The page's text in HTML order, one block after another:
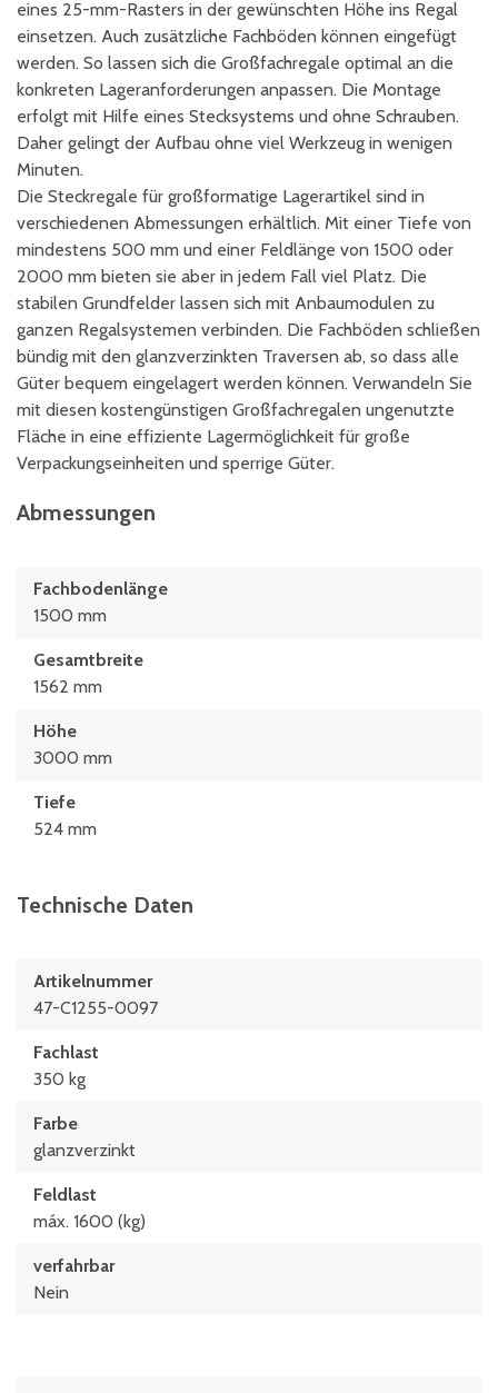
eines 25-mm-Rasters in der gewünschten Höhe ins Regal
einsetzen. Auch zusätzliche Fachböden können eingefügt
werden. So lassen sich die Großfachregale optimal an die
konkreten Lageranforderungen anpassen. Die Montage
erfolgt mit Hilfe eines Stecksystems und ohne Schrauben.
Daher gelingt der Aufbau ohne viel Werkzeug in wenigen
Minuten.
Die Steckregale für großformatige Lagerartikel sind in
verschiedenen Abmessungen erhältlich. Mit einer Tiefe von
mindestens 500 mm und einer Feldlänge von 1500 oder
2000 mm bieten sie aber in jedem Fall viel Platz. Die
stabilen Grundfelder lassen sich mit Anbaumodulen zu
ganzen Regalsystemen verbinden. Die Fachböden schließen
bündig mit den glanzverzinkten Traversen ab, so dass alle
Güter bequem eingelagert werden können. Verwandeln Sie
mit diesen kostengünstigen Großfachregalen ungenutzte
Fläche in eine effiziente Lagermöglichkeit für große
Verpackungseinheiten und sperrige Güter.
Abmessungen
Fachbodenlänge
1500 mm
Gesamtbreite
1562 mm
Höhe
3000 mm
Tiefe
524 mm
Technische Daten
Artikelnummer
47-C1255-0097
Fachlast
350 kg
Farbe
glanzverzinkt
Feldlast
máx. 1600 (kg)
verfahrbar
Nein